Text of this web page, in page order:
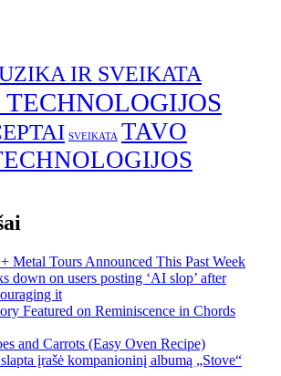
IR SVEIKATA
SVEIKATA TAVO
Metal Tours Announced This Past Week
down on users posting ‘AI slop’ after
it
Featured on Reminiscence in Chords
and Carrots (Easy Oven Recipe)
įrašė kompanioninį albumą „Stove“